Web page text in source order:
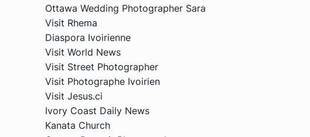
Ottawa Wedding Photographer Sara
Visit Rhema
Diaspora Ivoirienne
Visit World News
Visit Street Photographer
Visit Photographe Ivoirien
Visit Jesus.ci
Ivory Coast Daily News
Kanata Church